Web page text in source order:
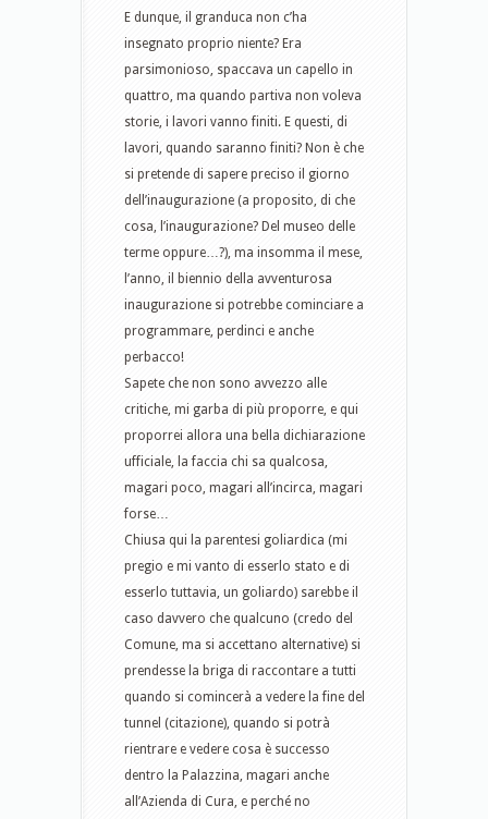
E dunque, il granduca non c’ha
insegnato proprio niente? Era
parsimonioso, spaccava un capello in
quattro, ma quando partiva non voleva
storie, i lavori vanno finiti. E questi, di
lavori, quando saranno finiti? Non è che
si pretende di sapere preciso il giorno
dell’inaugurazione (a proposito, di che
cosa, l’inaugurazione? Del museo delle
terme oppure…?), ma insomma il mese,
l’anno, il biennio della avventurosa
inaugurazione si potrebbe cominciare a
programmare, perdinci e anche
perbacco!
Sapete che non sono avvezzo alle
critiche, mi garba di più proporre, e qui
proporrei allora una bella dichiarazione
ufficiale, la faccia chi sa qualcosa,
magari poco, magari all’incirca, magari
forse…
Chiusa qui la parentesi goliardica (mi
pregio e mi vanto di esserlo stato e di
esserlo tuttavia, un goliardo) sarebbe il
caso davvero che qualcuno (credo del
Comune, ma si accettano alternative) si
prendesse la briga di raccontare a tutti
quando si comincerà a vedere la fine del
tunnel (citazione), quando si potrà
rientrare e vedere cosa è successo
dentro la Palazzina, magari anche
all’Azienda di Cura, e perché no